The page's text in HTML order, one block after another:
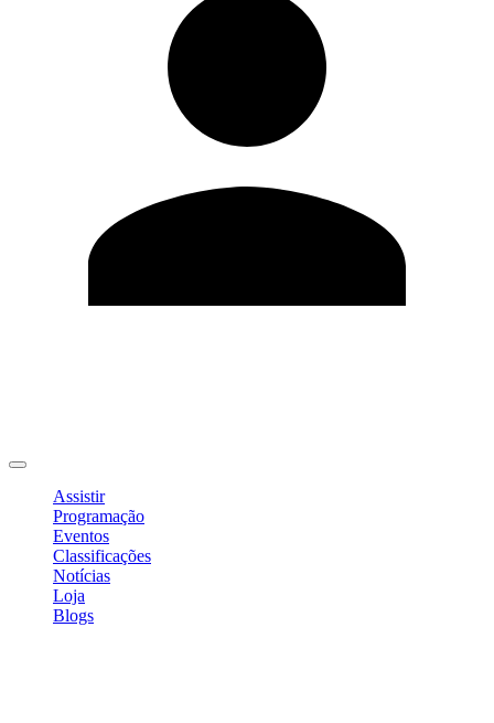
Assistir
Programação
Eventos
Classificações
Notícias
Loja
Blogs